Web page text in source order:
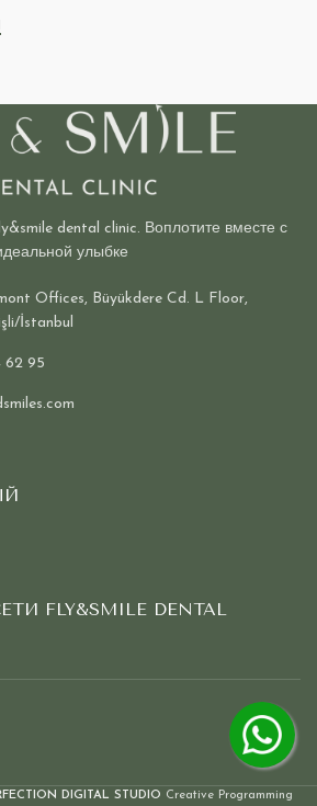
dental clinic. Воплотите вместе с
улыбке
Offices, Büyükdere Cd. L Floor,
İstanbul
62 95
FLY&SMILE DENTAL
DIGITAL STUDIO Creative Programming